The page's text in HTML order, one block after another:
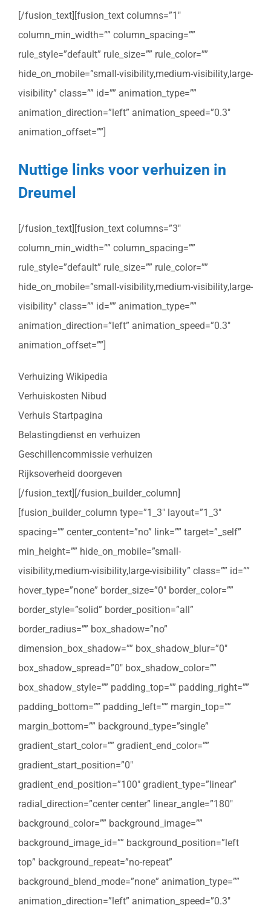
[/fusion_text][fusion_text columns=”1″
column_min_width=”” column_spacing=””
rule_style=”default” rule_size=”” rule_color=””
hide_on_mobile=”small-visibility,medium-visibility,large-
visibility” class=”” id=”” animation_type=””
animation_direction=”left” animation_speed=”0.3″
animation_offset=””]
Nuttige links voor verhuizen in
Dreumel
[/fusion_text][fusion_text columns=”3″
column_min_width=”” column_spacing=””
rule_style=”default” rule_size=”” rule_color=””
hide_on_mobile=”small-visibility,medium-visibility,large-
visibility” class=”” id=”” animation_type=””
animation_direction=”left” animation_speed=”0.3″
animation_offset=””]
Verhuizing Wikipedia
Verhuiskosten Nibud
Verhuis Startpagina
Belastingdienst en verhuizen
Geschillencommissie verhuizen
Rijksoverheid doorgeven
[/fusion_text][/fusion_builder_column]
[fusion_builder_column type=”1_3″ layout=”1_3″
spacing=”” center_content=”no” link=”” target=”_self”
min_height=”” hide_on_mobile=”small-
visibility,medium-visibility,large-visibility” class=”” id=””
hover_type=”none” border_size=”0″ border_color=””
border_style=”solid” border_position=”all”
border_radius=”” box_shadow=”no”
dimension_box_shadow=”” box_shadow_blur=”0″
box_shadow_spread=”0″ box_shadow_color=””
box_shadow_style=”” padding_top=”” padding_right=””
padding_bottom=”” padding_left=”” margin_top=””
margin_bottom=”” background_type=”single”
gradient_start_color=”” gradient_end_color=””
gradient_start_position=”0″
gradient_end_position=”100″ gradient_type=”linear”
radial_direction=”center center” linear_angle=”180″
background_color=”” background_image=””
background_image_id=”” background_position=”left
top” background_repeat=”no-repeat”
background_blend_mode=”none” animation_type=””
animation_direction=”left” animation_speed=”0.3″